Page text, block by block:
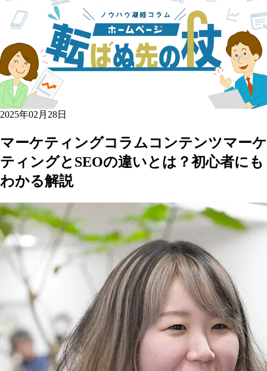
2025年02月28日
マーケティングコラムコンテンツマーケ
ティングとSEOの違いとは？初心者にも
わかる解説